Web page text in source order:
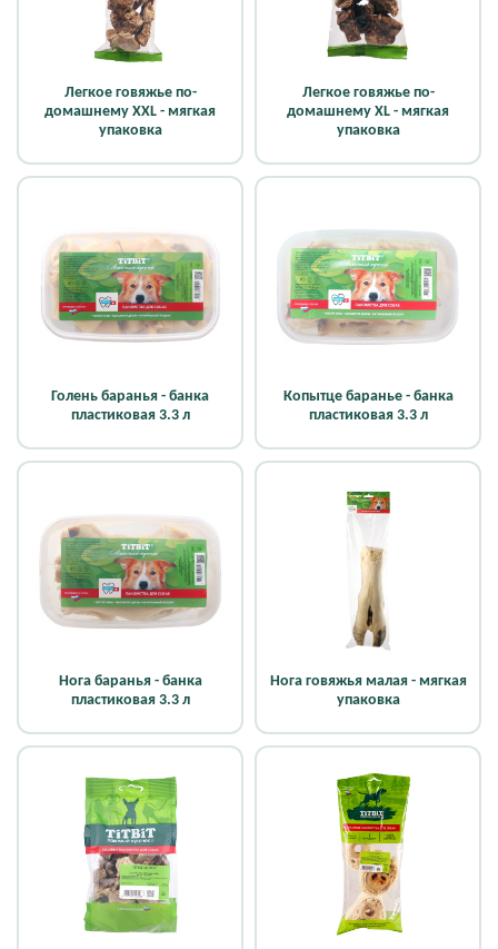
Легкое говяжье по-
домашнему XXL - мягкая
упаковка
Легкое говяжье по-
домашнему XL - мягкая
упаковка
Голень баранья - банка
пластиковая 3.3 л
Копытце баранье - банка
пластиковая 3.3 л
Нога баранья - банка
пластиковая 3.3 л
Нога говяжья малая - мягкая
упаковка